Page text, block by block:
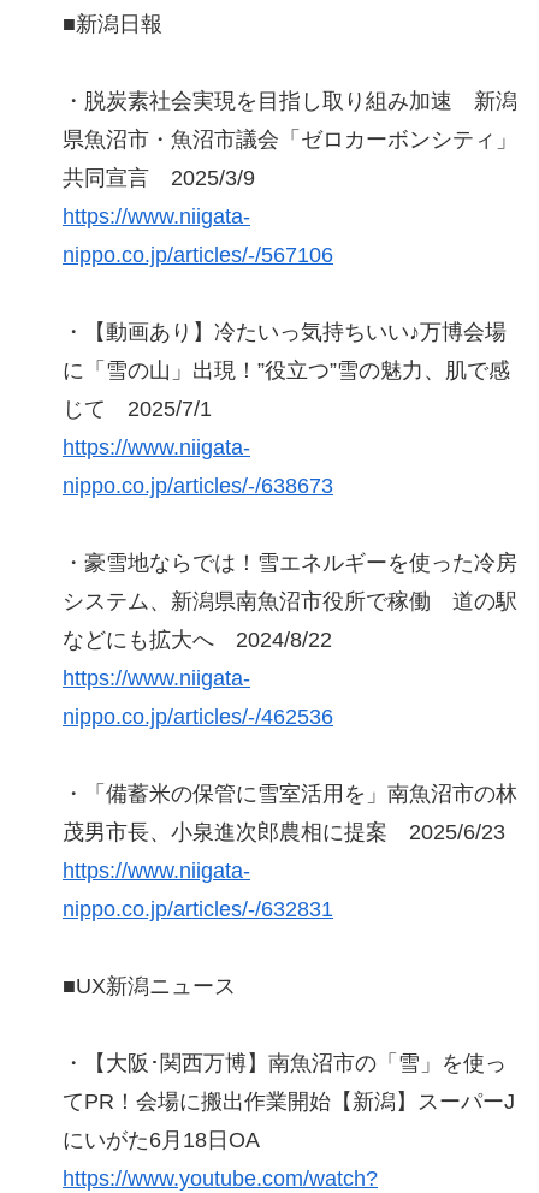
■新潟日報
・脱炭素社会実現を目指し取り組み加速 新潟
県魚沼市・魚沼市議会「ゼロカーボンシティ」
共同宣言 2025/3/9
https://www.niigata-
nippo.co.jp/articles/-/567106
・【動画あり】冷たいっ気持ちいい♪万博会場
に「雪の山」出現！”役立つ”雪の魅力、肌で感
じて 2025/7/1
https://www.niigata-
nippo.co.jp/articles/-/638673
・豪雪地ならでは！雪エネルギーを使った冷房
システム、新潟県南魚沼市役所で稼働 道の駅
などにも拡大へ 2024/8/22
https://www.niigata-
nippo.co.jp/articles/-/462536
・「備蓄米の保管に雪室活用を」南魚沼市の林
茂男市長、小泉進次郎農相に提案 2025/6/23
https://www.niigata-
nippo.co.jp/articles/-/632831
■UX新潟ニュース
・【大阪･関西万博】南魚沼市の「雪」を使っ
てPR！会場に搬出作業開始【新潟】スーパーJ
にいがた6月18日OA
https://www.youtube.com/watch?